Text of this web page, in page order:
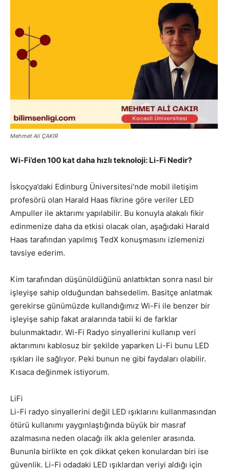
Mehmet Ali ÇAKIR
Wi-Fi’den 100 kat daha hızlı teknoloji: Li-Fi Nedir?
İskoçya’daki Edinburg Üniversitesi’nde mobil iletişim
profesörü olan Harald Haas fikrine göre veriler LED
Ampuller ile aktarımı yapılabilir. Bu konuyla alakalı fikir
edinmenize daha da etkisi olacak olan, aşağıdaki Harald
Haas tarafından yapılmış TedX konuşmasını izlemenizi
tavsiye ederim.
Kim tarafından düşünüldüğünü anlattıktan sonra nasıl bir
işleyişe sahip olduğundan bahsedelim. Basitçe anlatmak
gerekirse günümüzde kullandığımız Wi-Fi ile benzer bir
işleyişe sahip fakat aralarında tabii ki de farklar
bulunmaktadır. Wi-Fi Radyo sinyallerini kullanıp veri
aktarımını kablosuz bir şekilde yaparken Li-Fi bunu LED
ışıkları ile sağlıyor. Peki bunun ne gibi faydaları olabilir.
Kısaca değinmek istiyorum.
LiFi
Li-Fi radyo sinyallerini değil LED ışıklarını kullanmasından
ötürü kullanımı yaygınlaştığında büyük bir masraf
azalmasına neden olacağı ilk akla gelenler arasında.
Bununla birlikte en çok dikkat çeken konulardan biri ise
güvenlik. Li-Fi odadaki LED ışıklardan veriyi aldığı için